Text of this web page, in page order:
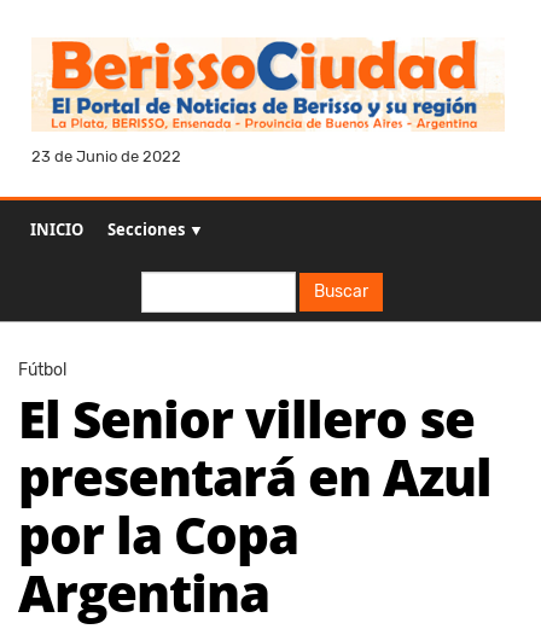
23 de Junio de 2022
INICIO Secciones ▼
Buscar
Fútbol
El Senior villero se
presentará en Azul
por la Copa
Argentina